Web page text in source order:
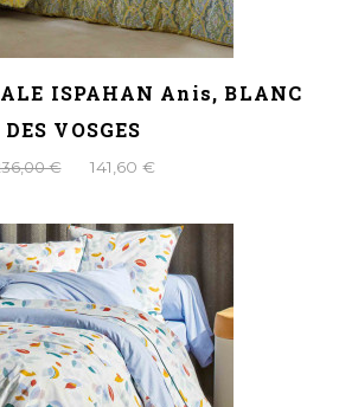
ISPAHAN Anis, BLANC
DES VOSGES
€ 141,60 €